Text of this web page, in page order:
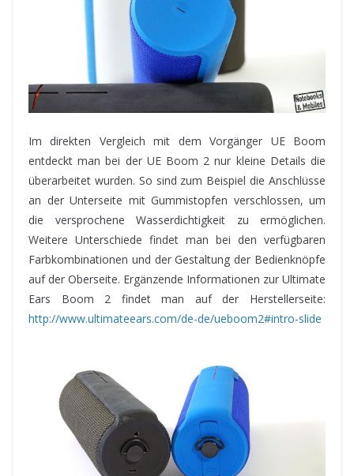
Im direkten Vergleich mit dem Vorgänger UE Boom
entdeckt man bei der UE Boom 2 nur kleine Details die
überarbeitet wurden. So sind zum Beispiel die Anschlüsse
an der Unterseite mit Gummistopfen verschlossen, um
die versprochene Wasserdichtigkeit zu ermöglichen.
Weitere Unterschiede findet man bei den verfügbaren
Farbkombinationen und der Gestaltung der Bedienknöpfe
auf der Oberseite. Ergänzende Informationen zur Ultimate
Ears Boom 2 findet man auf der Herstellerseite:
http://www.ultimateears.com/de-de/ueboom2#intro-slide